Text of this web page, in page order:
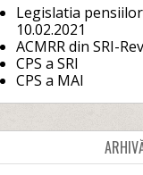
Legislatia
10.02.2021
ACMRR din SRI-
CPS a SRI
CPS a MAI